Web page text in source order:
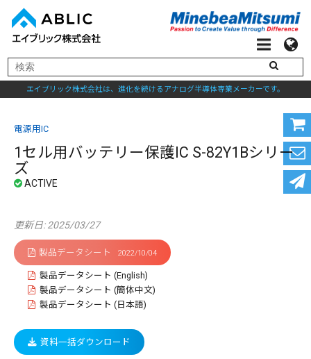
エイブリック株式会社は、進化を続けるアナログ半導体専業メーカーです。
電源用IC
1セル用バッテリー保護IC S-82Y1Bシリー
ズ
更新日: 2025/03/27
製品データシート 2022/10/04
製品データシート (English)
製品データシート (簡体中文)
製品データシート (日本語)
資料一括ダウンロード